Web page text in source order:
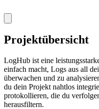
Projektübersicht
LogHub ist eine
einfach macht, Logs aus all
überwachen und zu
du dein Projekt nahtlos
protokollieren, die du
herausfiltern.